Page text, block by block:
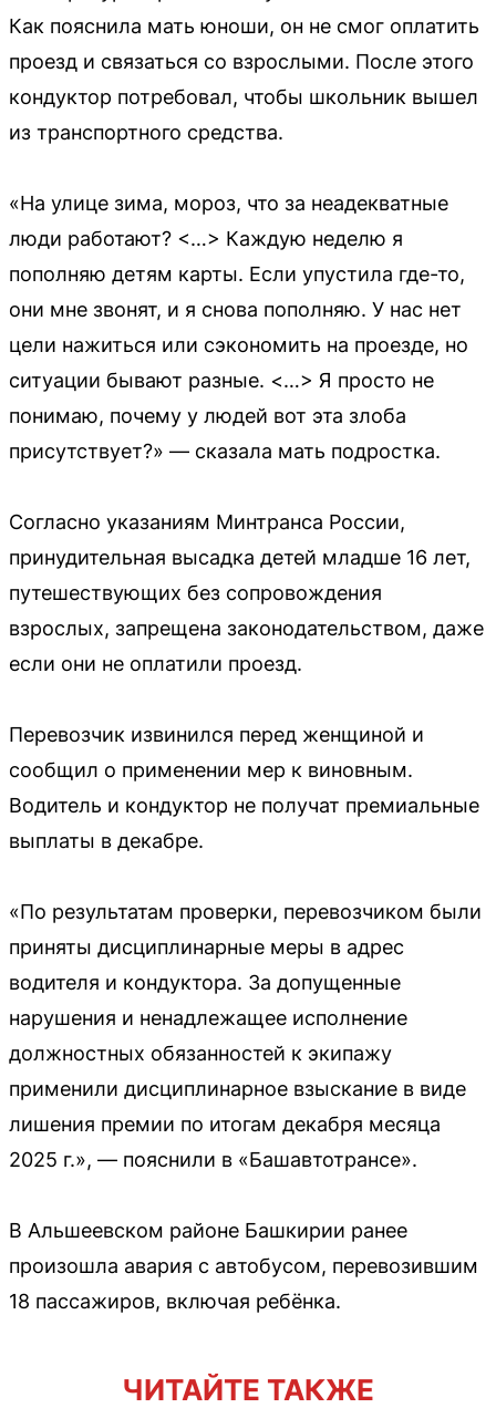
Как пояснила мать юноши, он не смог оплатить
проезд и связаться со взрослыми. После этого
кондуктор потребовал, чтобы школьник вышел
из транспортного средства.
«На улице зима, мороз, что за неадекватные
люди работают? <…> Каждую неделю я
пополняю детям карты. Если упустила где-то,
они мне звонят, и я снова пополняю. У нас нет
цели нажиться или сэкономить на проезде, но
ситуации бывают разные. <…> Я просто не
понимаю, почему у людей вот эта злоба
присутствует?» — сказала мать подростка.
Согласно указаниям Минтранса России,
принудительная высадка детей младше 16 лет,
путешествующих без сопровождения
взрослых, запрещена законодательством, даже
если они не оплатили проезд.
Перевозчик извинился перед женщиной и
сообщил о применении мер к виновным.
Водитель и кондуктор не получат премиальные
выплаты в декабре.
«По результатам проверки, перевозчиком были
приняты дисциплинарные меры в адрес
водителя и кондуктора. За допущенные
нарушения и ненадлежащее исполнение
должностных обязанностей к экипажу
применили дисциплинарное взыскание в виде
лишения премии по итогам декабря месяца
2025 г.», — пояснили в «Башавтотрансе».
В Альшеевском районе Башкирии ранее
произошла авария с автобусом, перевозившим
18 пассажиров, включая ребёнка.
ЧИТАЙТЕ ТАКЖЕ